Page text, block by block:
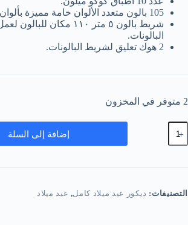
105 بالون متعدد الألوان خامة مميزة بألوان مميزة.
شريط بالون ٥ متر ١١٠ مكان
البالونات.
2 هوك تعليق لشريط البالونات.
2 متوفر في المخزون
كمية
ديكور
عيد
كوكو
إضافة إلى السلة
التصنيفات: ديكور عيد ميلاد كامل, عيد ميلاد